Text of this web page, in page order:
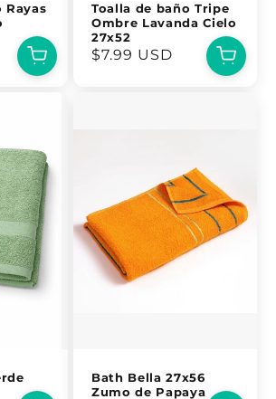
Rayas
Toalla de baño Tripe
Ombre Lavanda Cielo
27x52
Precio
$7.99 USD
Bath Bella 27x56
Zumo de Papaya